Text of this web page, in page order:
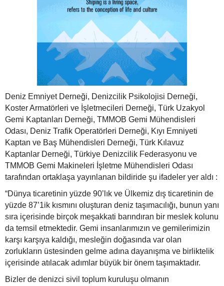
Deniz Emniyet Derneği, Denizcilik Psikolojisi Derneği,
Koster Armatörleri ve İşletmecileri Derneği, Türk Uzakyol
Gemi Kaptanları Derneği, TMMOB Gemi Mühendisleri
Odası, Deniz Trafik Operatörleri Derneği, Kıyı Emniyeti
Kaptan ve Baş Mühendisleri Derneği, Türk Kılavuz
Kaptanlar Derneği, Türkiye Denizcilik Federasyonu ve
TMMOB Gemi Makineleri İşletme Mühendisleri Odası
tarafından ortaklaşa yayınlanan bildiride şu ifadeler yer aldı :
“Dünya ticaretinin yüzde 90’lık ve Ülkemiz dış ticaretinin de
yüzde 87’1ik kısmını oluşturan deniz taşımacılığı, bunun yanı
sıra içerisinde birçok meşakkati barındıran bir meslek kolunu
da temsil etmektedir. Gemi insanlarımızın ve gemilerimizin
karşı karşıya kaldığı, mesleğin doğasında var olan
zorlukların üstesinden gelme adına dayanışma ve birliktelik
içerisinde atılacak adımlar büyük bir önem taşımaktadır.
Bizler de denizci sivil toplum kuruluşu olmanın